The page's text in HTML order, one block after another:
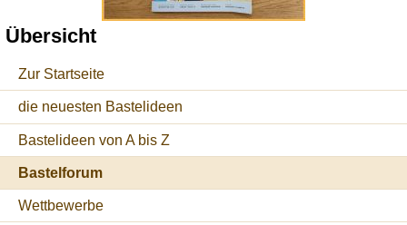
Übersicht
Zur Startseite
die neuesten Bastelideen
Bastelideen von A bis Z
Bastelforum
Wettbewerbe